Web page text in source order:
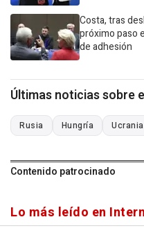
Costa, tras
próximo paso
de adhesión
Últimas noticias sobre
Rusia Hungría Ucrania
Contenido patrocinado
Lo más leído en